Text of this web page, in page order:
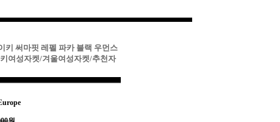
키 써마핏 레펠 파카 블랙 우먼스
여성자켓/겨울여성자켓/추천자